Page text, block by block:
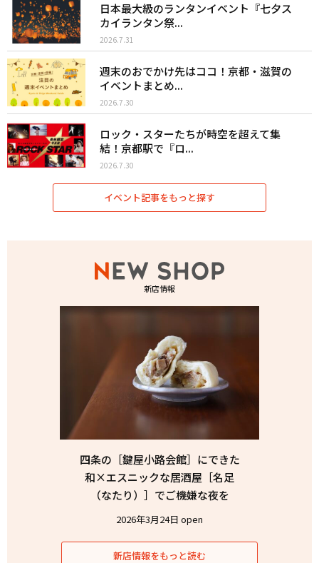
日本最大級のランタンイベント『七夕ス
カイランタン祭...
2026.7.31
週末のおでかけ先はココ！京都・滋賀の
イベントまとめ...
2026.7.30
ロック・スターたちが時空を超えて集
結！京都駅で『ロ...
2026.7.30
イベント記事をもっと探す
新店情報
四条の［鍵屋小路会館］にできた
和×エスニックな居酒屋［名足
（なたり）］でご機嫌な夜を
2026年3月24日 open
新店情報をもっと読む